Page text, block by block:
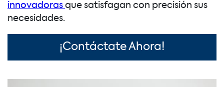
innovadoras que satisfagan con precisión sus
necesidades.
¡Contáctate Ahora!